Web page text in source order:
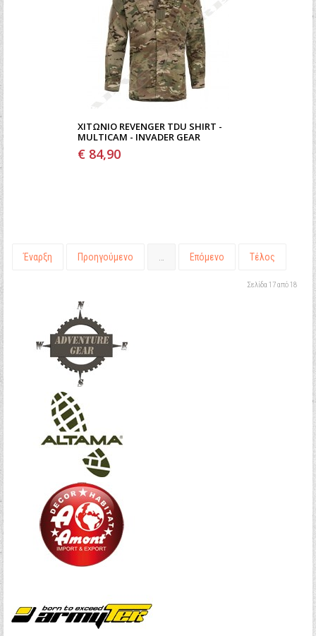
ΧΙΤΏΝΙΟ REVENGER TDU SHIRT -
MULTICAM - INVADER GEAR
€ 84,90
Έναρξη Προηγούμενο Επόμενο Τέλος
Σελίδα 17 από 18